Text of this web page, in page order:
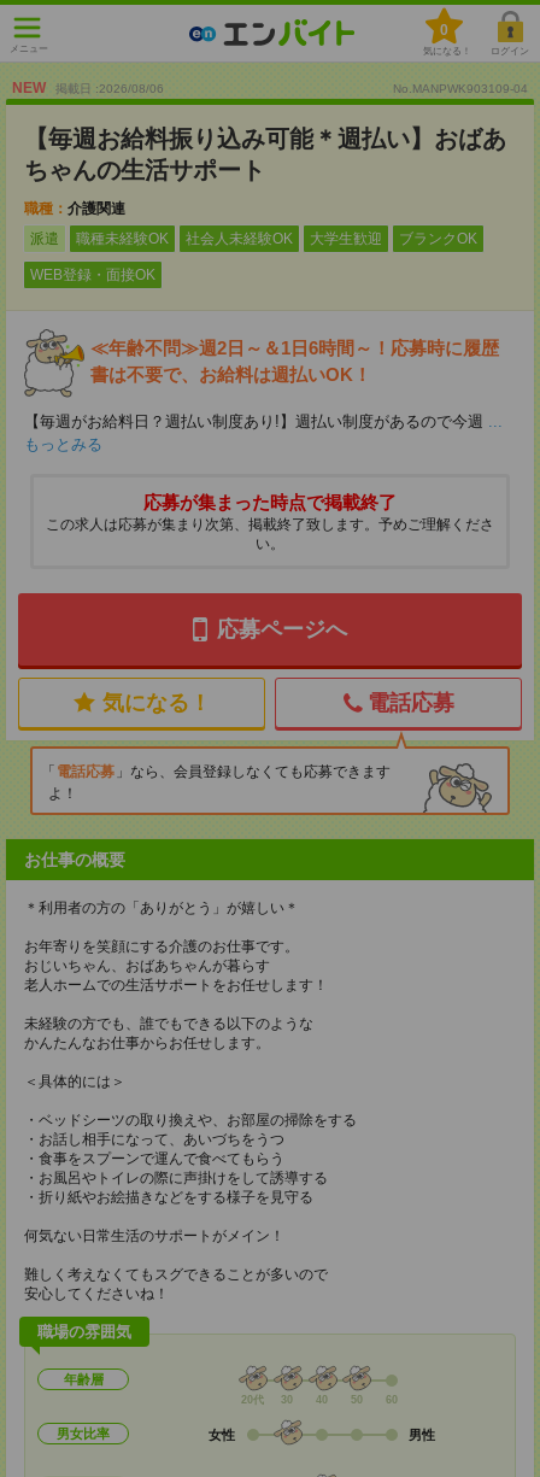
メニュー
0
気になる！ ログイン
NEW 掲載日 :2026/08/06 No.MANPWK903109-04
【毎週お給料振り込み可能＊週払い】おばあ
ちゃんの生活サポート
職種： 介護関連
派遣
職種未経験OK 社会人未経験OK 大学生歓迎 ブランクOK
WEB登録・面接OK
≪年齢不問≫週2日～＆1日6時間～！応募時に履歴
書は不要で、お給料は週払いOK！
【毎週がお給料日？週払い制度あり!】週払い制度があるので今週 ...
もっとみる
応募が集まった時点で掲載終了
この求人は応募が集まり次第、掲載終了致します。予めご理解くださ
い。
応募ページへ
気になる！ 電話応募
電話応募
なら、会員登録しなくても応募できます
よ！
お仕事の概要
＊利用者の方の「ありがとう」が嬉しい＊
お年寄りを笑顔にする介護のお仕事です。
おじいちゃん、おばあちゃんが暮らす
老人ホームでの生活サポートをお任せします！
未経験の方でも、誰でもできる以下のような
かんたんなお仕事からお任せします。
＜具体的には＞
・ベッドシーツの取り換えや、お部屋の掃除をする
・お話し相手になって、あいづちをうつ
・食事をスプーンで運んで食べてもらう
・お風呂やトイレの際に声掛けをして誘導する
・折り紙やお絵描きなどをする様子を見守る
何気ない日常生活のサポートがメイン！
難しく考えなくてもスグできることが多いので
安心してくださいね！
職場の雰囲気
年齢層
20代 30 40 50 60
男女比率 女性 男性